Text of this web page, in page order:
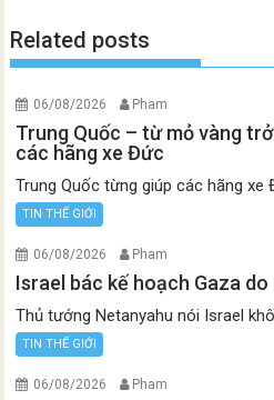
Related posts
06/08/2026 Pham
Trung Quốc – từ mỏ vàng
các hãng xe Đức
Trung Quốc từng giúp các hãng xe
TIN THẾ GIỚI
06/08/2026 Pham
Israel bác kế hoạch Gaza
Thủ tướng Netanyahu nói Israel
TIN THẾ GIỚI
06/08/2026 Pham